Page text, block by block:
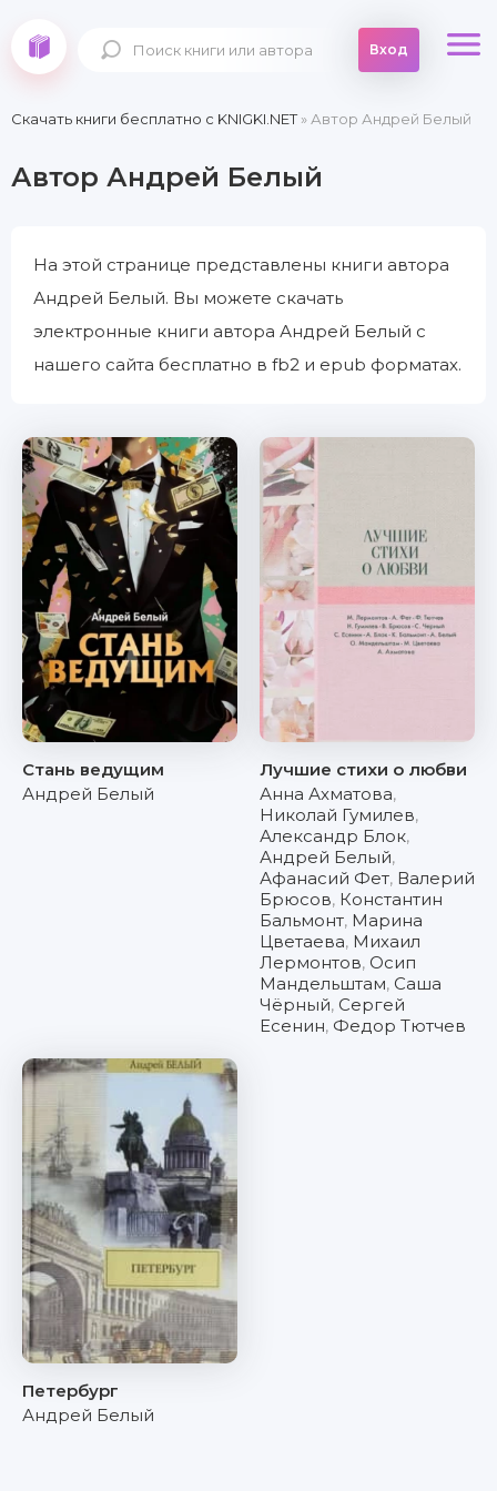
Вход
Скачать книги бесплатно c KNIGKI.NET» Автор Андрей Белый
Автор Андрей Белый
На этой странице представлены книги автора
Андрей Белый. Вы можете скачать
электронные книги автора Андрей Белый с
нашего сайта бесплатно в fb2 и epub форматах.
Стань ведущим
Андрей Белый
Лучшие стихи о любви
Анна Ахматова,
Николай Гумилев,
Александр Блок,
Андрей Белый,
Афанасий Фет, Валерий
Брюсов, Константин
Бальмонт, Марина
Цветаева, Михаил
Лермонтов, Осип
Мандельштам, Саша
Чёрный, Сергей
Есенин, Федор Тютчев
Петербург
Андрей Белый